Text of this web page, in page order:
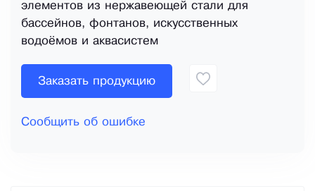
элементов из нержавеющей стали для
бассейнов, фонтанов, искусственных
водоёмов и аквасистем
Заказать продукцию
Сообщить об ошибке